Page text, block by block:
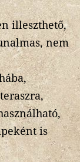
illeszthető,
nem
is